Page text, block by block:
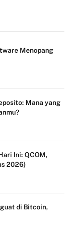
Menopang
Mana yang
Ini: QCOM,
2026)
di Bitcoin,